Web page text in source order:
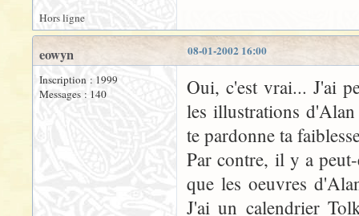
Hors ligne
08-01-2002 16:00
eowyn
Inscription : 1999
Messages : 140
Oui, c'est vrai... J'ai
les illustrations
te pardonne ta
Par contre, il y a
que les oeuvres
J'ai un calendrier